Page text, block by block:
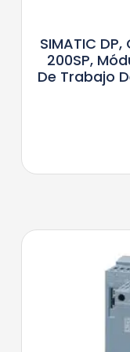
SIMATIC DP,
200SP,
De Trabajo